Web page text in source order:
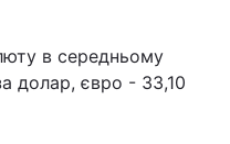
в середньому
долар, євро - 33,10